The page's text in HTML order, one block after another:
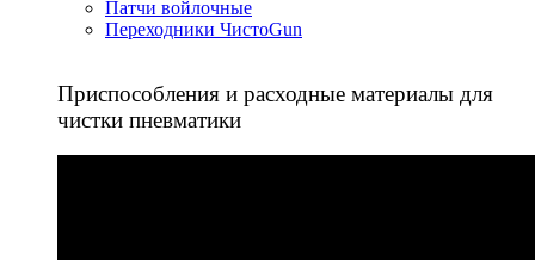
Патчи войлочные
Переходники ЧистоGun
Приспособления и расходные материалы для
чистки пневматики